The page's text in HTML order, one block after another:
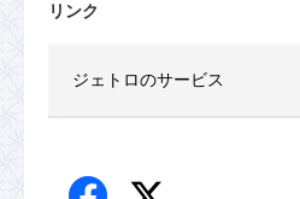
リンク
ジェトロのサービス